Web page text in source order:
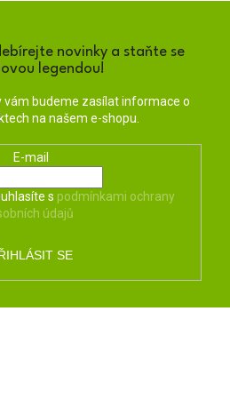
novinky a staňte se
legendou!
vám budeme zasílat informace o
na našem e-shopu.
E-mail
s podmínkami ochrany
údajů
SE